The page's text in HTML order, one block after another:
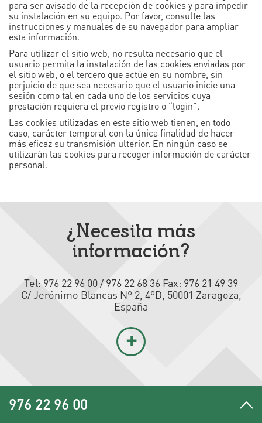
para ser avisado de la recepción de cookies y para impedir
su instalación en su equipo. Por favor, consulte las
instrucciones y manuales de su navegador para ampliar
esta información.
Para utilizar el sitio web, no resulta necesario que el
usuario permita la instalación de las cookies enviadas por
el sitio web, o el tercero que actúe en su nombre, sin
perjuicio de que sea necesario que el usuario inicie una
sesión como tal en cada uno de los servicios cuya
prestación requiera el previo registro o “login”.
Las cookies utilizadas en este sitio web tienen, en todo
caso, carácter temporal con la única finalidad de hacer
más eficaz su transmisión ulterior. En ningún caso se
utilizarán las cookies para recoger información de carácter
personal.
¿Necesita más
información?
Tel: 976 22 96 00 / 976 22 68 36 Fax: 976 21 49 39
C/ Jerónimo Blancas Nº 2, 4ºD, 50001 Zaragoza,
España
+
976 22 96 00